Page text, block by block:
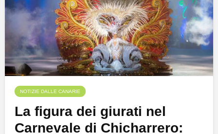
NOTIZIE DALLE CANARIE
La figura dei giurati nel
Carnevale di Chicharrero: